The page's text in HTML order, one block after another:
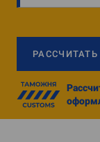
РАССЧИТАТЬ